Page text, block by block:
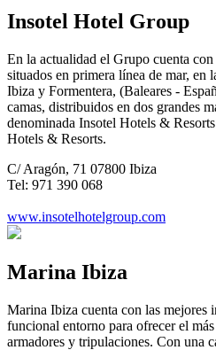
Insotel Hotel Group
En la actualidad el Grupo cuenta
situados en primera línea de mar, en
Ibiza y Formentera, (Baleares -
camas, distribuidos en dos grandes
denominada Insotel Hotels &
Hotels & Resorts.
C/ Aragón, 71 07800 Ibiza
Tel: 971 390 068
www.insotelhotelgroup.com
Marina Ibiza
Marina Ibiza cuenta con las mejores
funcional entorno para ofrecer el
armadores y tripulaciones. Con una